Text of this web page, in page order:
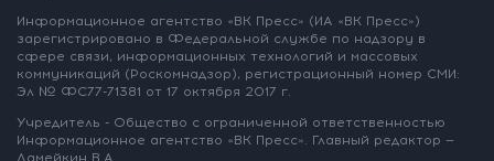
Информационное агентство «ВК Пресс» (ИА «ВК Пресс»)
зарегистрировано в Федеральной службе по надзору в
сфере связи, информационных технологий и массовых
коммуникаций (Роскомнадзор), регистрационный номер СМИ:
Эл № ФС77-71381 от 17 октября 2017 г.
Учредитель - Общество с ограниченной ответственностью
Информационное агентство «ВК Пресс».
Главный редактор —
Ламейкин В.А.